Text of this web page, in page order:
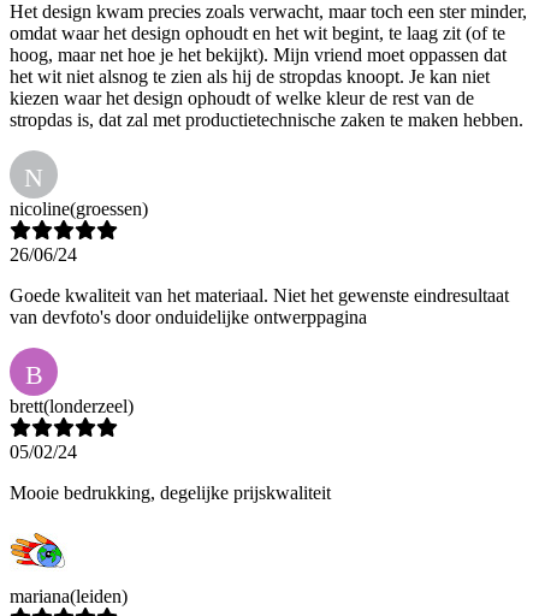
Het design kwam precies zoals verwacht, maar toch een ster minder,
omdat waar het design ophoudt en het wit begint, te laag zit (of te
hoog, maar net hoe je het bekijkt). Mijn vriend moet oppassen dat
het wit niet alsnog te zien als hij de stropdas knoopt. Je kan niet
kiezen waar het design ophoudt of welke kleur de rest van de
stropdas is, dat zal met productietechnische zaken te maken hebben.
N
nicoline(groessen)
26/06/24
Goede kwaliteit van het materiaal. Niet het gewenste eindresultaat
van devfoto's door onduidelijke ontwerppagina
B
brett(londerzeel)
05/02/24
Mooie bedrukking, degelijke prijskwaliteit
mariana(leiden)